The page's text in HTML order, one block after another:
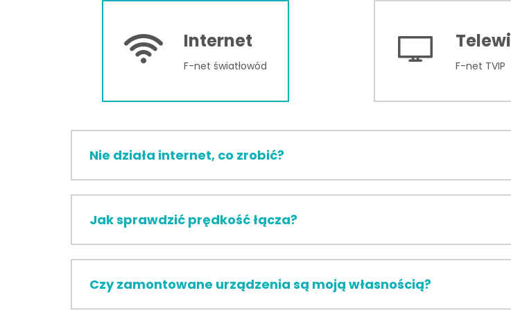
Internet
F-net świa­tło­wód F-net TVIP
Nie działa internet, co zrobić?
Jak sprawdzić prędkość łącza?
Czy zamontowane urządzenia są moją własnością?